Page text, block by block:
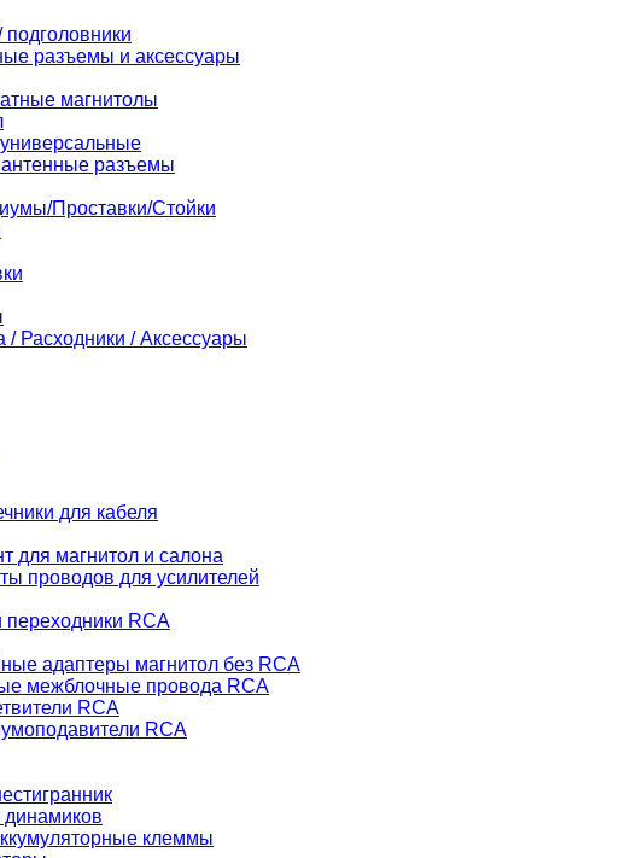
разъемы и аксессуары
магнитолы
разъемы
Проставки/Стойки
/ Расходники / Аксессуары
для кабеля
для магнитол и салона
проводов для усилителей
переходники RCA
адаптеры магнитол без RCA
межблочные провода RCA
RCA
RCA
динамиков
клеммы